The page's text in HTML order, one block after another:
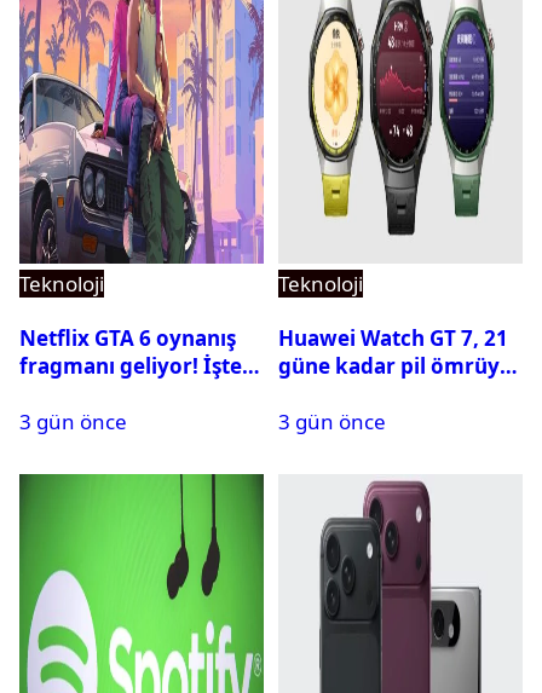
Teknoloji
Netflix GTA 6 oynanış
fragmanı geliyor! İşte
3 gün önce
Teknoloji
Huawei Watch GT 7, 21
güne kadar pil ömrüyle
3 gün önce